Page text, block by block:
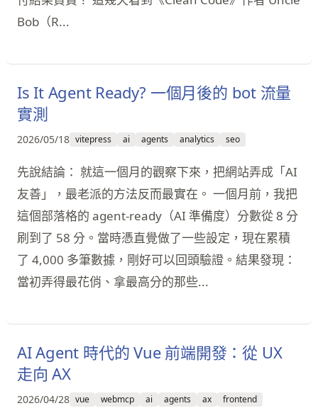
Bob（R...
Is It Agent Ready? 一個月後的 bot 流量
實測
2026/05/18 vitepress ai agents analytics seo
先說結論： 就這一個月的觀察下來，把網站弄成「AI
友善」，最老派的方法反而最實在。 一個月前，我把
這個部落格的 agent-ready（AI 準備度）分數從 8 分
刷到了 58 分。當時憑直覺做了一些設定，現在累積
了 4,000 多筆數據，剛好可以回頭驗證。結果發現：
當初弄得最花俏、拿最高分的那些...
AI Agent 時代的 Vue 前端開發：從 UX
走向 AX
2026/04/28 vue webmcp ai agents ax frontend